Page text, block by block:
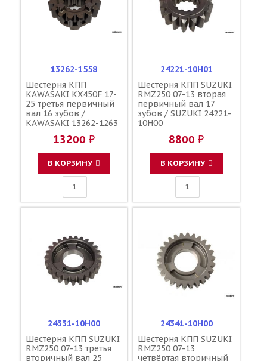
13262-1558
Шестерня КПП
KAWASAKI KX450F 17-
25 третья первичный
вал 16 зубов /
KAWASAKI 13262-1263
13200 ₽
В КОРЗИНУ
24221-10H01
Шестерня КПП SUZUKI
RMZ250 07-13 вторая
первичный вал 17
зубов / SUZUKI 24221-
10H00
8800 ₽
В КОРЗИНУ
24331-10H00
Шестерня КПП SUZUKI
RMZ250 07-13 третья
вторичный вал 25
24341-10H00
Шестерня КПП SUZUKI
RMZ250 07-13
четвёртая вторичный